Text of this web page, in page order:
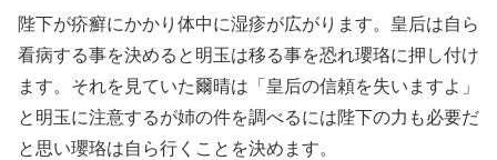
陛下が疥癬にかかり体中に湿疹が広がります。皇后は自ら
看病する事を決めると明玉は移る事を恐れ瓔珞に押し付け
ます。それを見ていた爾晴は「皇后の信頼を失いますよ」
と明玉に注意するが姉の件を調べるには陛下の力も必要だ
と思い瓔珞は自ら行くことを決めます。